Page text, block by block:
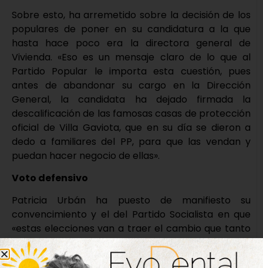
Sobre esto, ha arremetido sobre la decisión de los
populares de poner en su candidatura a la que
hasta hace poco era la directora general de
Vivienda. «Eso es un mensaje claro de lo que al
Partido Popular le importa esta cuestión, pues
antes de abandonar su cargo en la Dirección
General, la candidata ha dejado firmada la
descalificación de las famosas casas de protección
oficial de Villa Gaviota, que en su día se dieron a
dedo a familiares del PP, para que las vendan y
puedan hacer negocio de ellas».
Voto defensivo
Patricia Urbán ha puesto de manifiesto su
convencimiento y el del Partido Socialista en que
«estas elecciones van a traer el cambio que tanto
necesita Castilla y León». «Los vallisoletanos y
vallisoletanas de la capital y de la provincia